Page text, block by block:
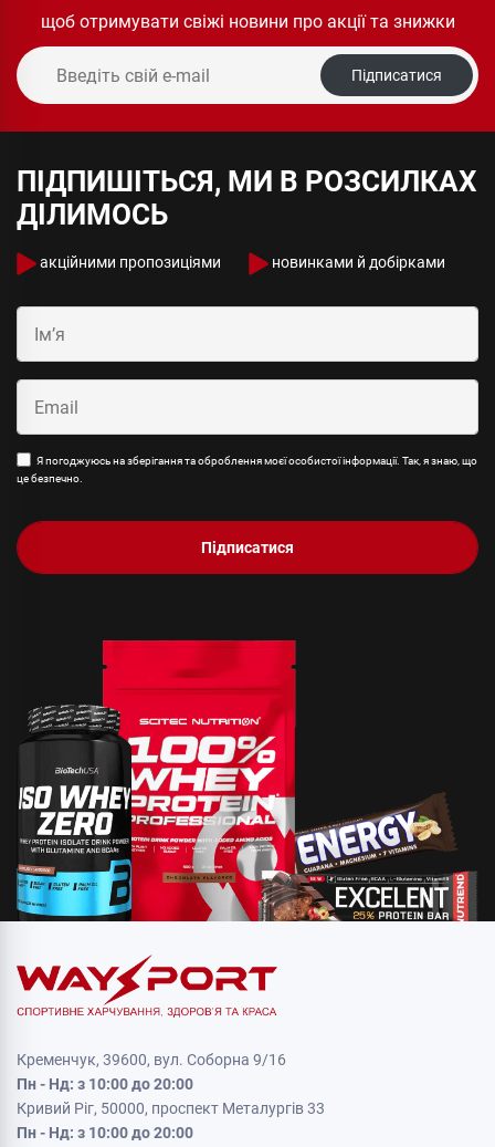
щоб отримувати свіжі новини про акції та знижки
Підписатися
ПІДПИШІТЬСЯ, МИ В РОЗСИЛКАХ
ДІЛИМОСЬ
акційними пропозиціями новинками й добірками
Я погоджуюсь на зберігання та оброблення моєї особистої інформації. Так, я знаю, що
це безпечно.
Підписатися
Кременчук, 39600, вул. Соборна 9/16
Пн - Нд: з 10:00 до 20:00
Кривий Ріг, 50000, проспект Металургів 33
Пн - Нд: з 10:00 до 20:00